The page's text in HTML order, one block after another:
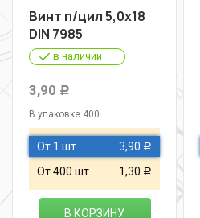
Винт п/цил 5,0х18
DIN 7985
в наличии
3,90 Р
В упаковке 400
От 1 шт 3,90 Р
От 400 шт 1,30 Р
В КОРЗИНУ